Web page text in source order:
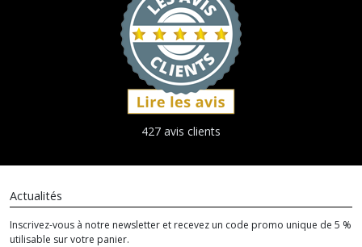
427 avis clients
Actualités
Inscrivez-vous à notre newsletter et recevez un code promo unique de 5 %
utilisable sur votre panier.